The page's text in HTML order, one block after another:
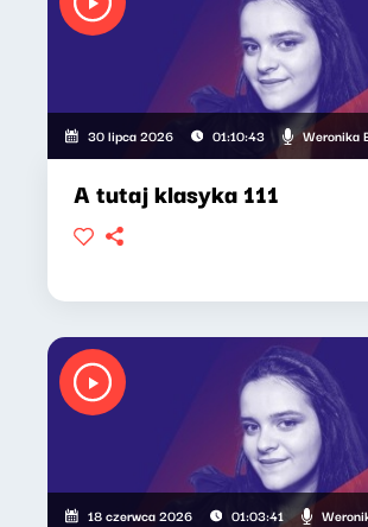
30 lipca 2026 01:10:43 Weronika
A tutaj klasyka 111
18 czerwca 2026 01:03:41